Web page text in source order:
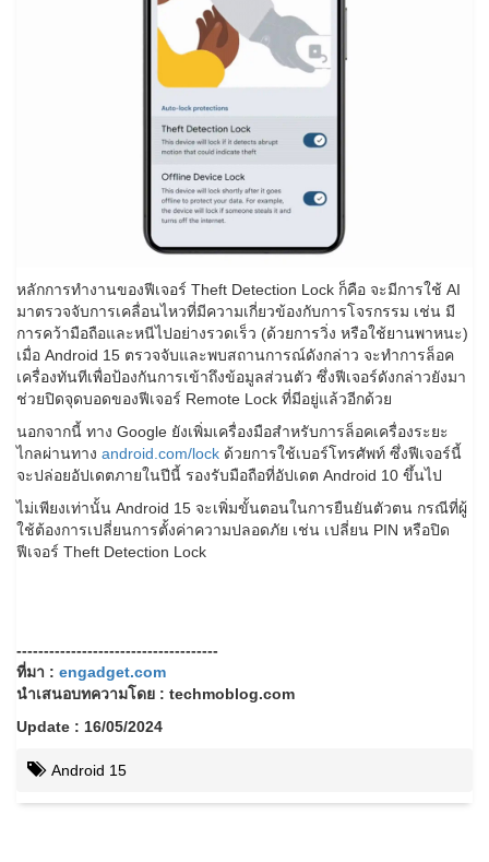
หลักการทำงานของฟีเจอร์ Theft Detection Lock ก็คือ จะมีการใช้ AI
มาตรวจจับการเคลื่อนไหวที่มีความเกี่ยวข้องกับการโจรกรรม เช่น มี
การคว้ามือถือและหนีไปอย่างรวดเร็ว (ด้วยการวิ่ง หรือใช้ยานพาหนะ)
เมื่อ Android 15 ตรวจจับและพบสถานการณ์ดังกล่าว จะทำการล็อค
เครื่องทันทีเพื่อป้องกันการเข้าถึงข้อมูลส่วนตัว ซึ่งฟีเจอร์ดังกล่าวยังมา
ช่วยปิดจุดบอดของฟีเจอร์ Remote Lock ที่มีอยู่แล้วอีกด้วย
นอกจากนี้ ทาง Google ยังเพิ่มเครื่องมือสำหรับการล็อคเครื่องระยะ
ไกลผ่านทาง android.com/lock ด้วยการใช้เบอร์โทรศัพท์ ซึ่งฟีเจอร์นี้
จะปล่อยอัปเดตภายในปีนี้ รองรับมือถือที่อัปเดต Android 10 ขึ้นไป
ไม่เพียงเท่านั้น Android 15 จะเพิ่มขั้นตอนในการยืนยันตัวตน กรณีที่ผู้
ใช้ต้องการเปลี่ยนการตั้งค่าความปลอดภัย เช่น เปลี่ยน PIN หรือปิด
ฟีเจอร์ Theft Detection Lock
-------------------------------------
ที่มา : engadget.com
นำเสนอบทความโดย : techmoblog.com
Update : 16/05/2024
Android 15